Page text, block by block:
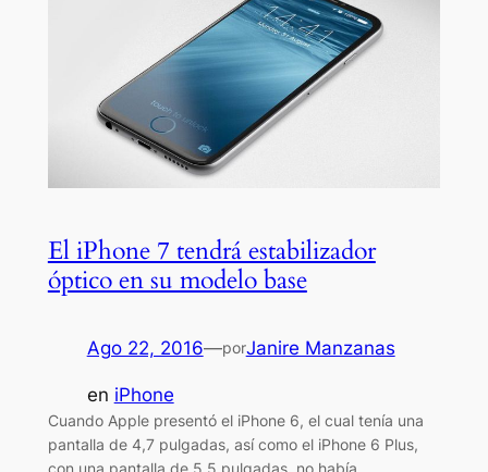
El iPhone 7 tendrá estabilizador
óptico en su modelo base
Ago 22, 2016—porJanire Manzanas
en iPhone
Cuando Apple presentó el iPhone 6, el cual tenía una
pantalla de 4,7 pulgadas, así como el iPhone 6 Plus,
con una pantalla de 5,5 pulgadas, no había